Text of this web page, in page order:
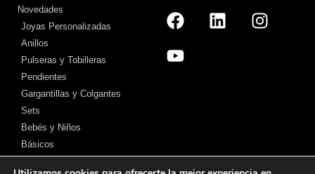
Novedades
Joyas Personalizadas
Anillos
Pulseras y Tobilleras
Pendientes
Gargantillas y Colgantes
Sets
Bebés y Niños
Básicos